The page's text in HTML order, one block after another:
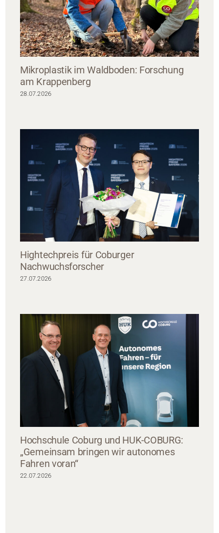
Mikroplastik im Waldboden: Forschung
am Krappenberg
28.07.2026
Hightechpreis für Coburger
Nachwuchsforscher
27.07.2026
Hochschule Coburg und HUK-COBURG:
„Gemeinsam bringen wir autonomes
Fahren voran“
22.07.2026